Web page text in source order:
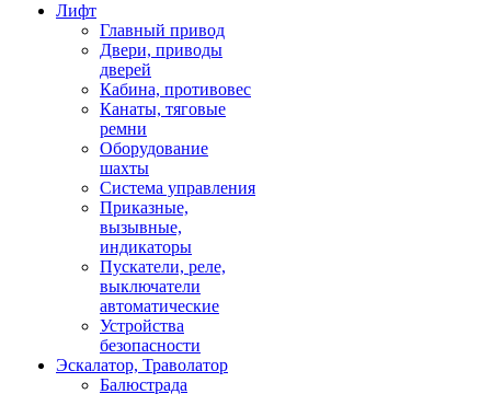
Лифт
Главный привод
Двери, приводы
дверей
Кабина, противовес
Канаты, тяговые
ремни
Оборудование
шахты
Система управления
Приказные,
вызывные,
индикаторы
Пускатели, реле,
выключатели
автоматические
Устройства
безопасности
Эскалатор, Траволатор
Балюстрада